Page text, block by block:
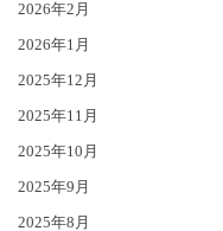
2026年2月
2026年1月
2025年12月
2025年11月
2025年10月
2025年9月
2025年8月